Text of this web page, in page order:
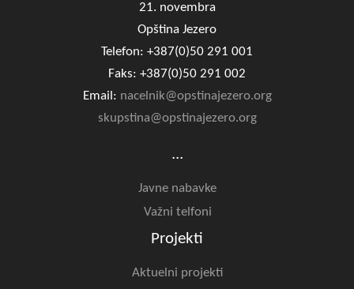
21. novembra
Opština Jezero
Telefon: +387(0)50 291 001
Faks: +387(0)50 291 002
Email: nacelnik@opstinajezero.org
skupstina@opstinajezero.org
...
Javne nabavke
Važni telfoni
Projekti
Aktuelni projekti